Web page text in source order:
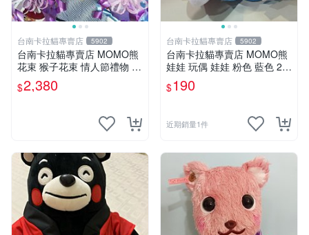
台南卡拉貓專賣店 5902
台南卡拉貓專賣店 MOMO熊
花束 猴子花束 情人節禮物 二
選一 可繡字 可今天寄明天到
$2,380
台南卡拉貓專賣店 5902
台南卡拉貓專賣店 MOMO熊
娃娃 玩偶 娃娃 粉色 藍色 2色
分售
$190
近期銷量1件